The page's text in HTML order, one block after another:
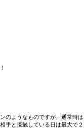
のようなものですが、通常時は
手と接触している日は最大で２